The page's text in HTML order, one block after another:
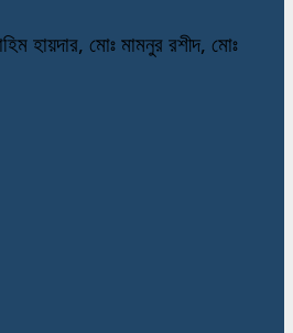
হায়দার, মোঃ মামনুর রশীদ, মোঃ